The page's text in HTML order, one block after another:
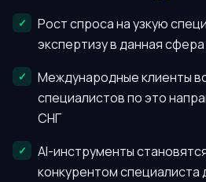
Рост спроса на узкую
экспертизу в данная сфера
Международные клиенты
специалистов по это
СНГ
AI-инструменты
конкурентом